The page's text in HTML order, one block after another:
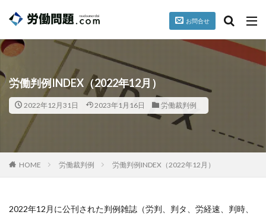
お問合せ
労働判例INDEX（2022年12月）
2022年12月31日 2023年1月16日 労働裁判例
HOME 労働裁判例 労働判例INDEX（2022年12月）
2022年12月に公刊された判例雑誌（労判、判タ、労経速、判時、
台風 就業規則 パワハラ セクハラ 誓約書
カテゴリー
タグ
懲戒 掲載情報 暴行、脅迫
検索